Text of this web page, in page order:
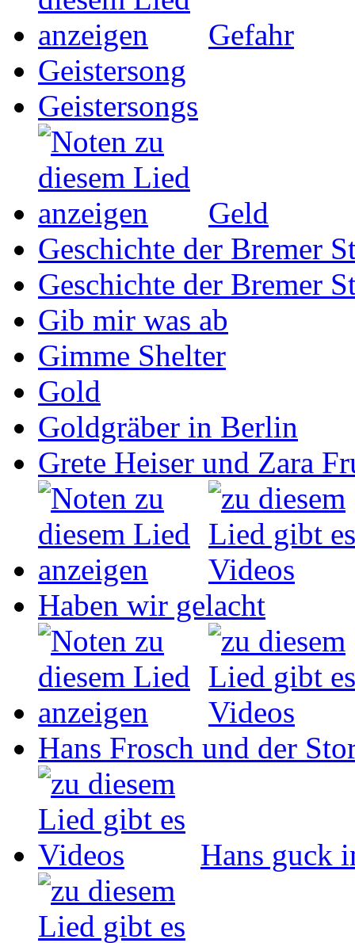
Gefahr
Geistersong
Geistersongs
Geld
Geschichte der Bremer
Geschichte der Bremer
Gib mir was ab
Gimme Shelter
Gold
Goldgräber in Berlin
Grete Heiser und Zara
Haben wir gelacht
Hans Frosch und der
Hans guck